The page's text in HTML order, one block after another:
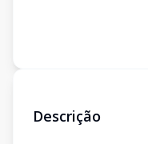
Descrição